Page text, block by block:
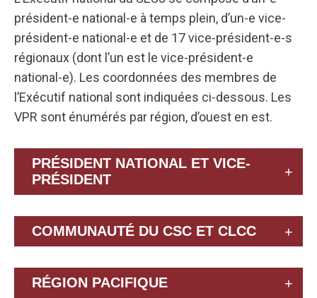
président-e national-e à temps plein, d’un-e vice-
président-e national-e et de 17 vice-président-e-s
régionaux (dont l’un est le vice-président-e
national-e). Les coordonnées des membres de
l’Exécutif national sont indiquées ci-dessous. Les
VPR sont énumérés par région, d’ouest en est.
PRÉSIDENT NATIONAL ET VICE-
PRÉSIDENT
COMMUNAUTÉ DU CSC ET CLCC
RÉGION PACIFIQUE